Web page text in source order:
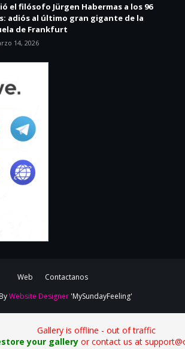
el filósofo Jürgen Habermas a los 96
adiós al último gran gigante de la
de Frankfurt
14, 2026
Web
Contactanos
Website Designer 'MySundayFeeling'
Gallery is offline - out of traffic
your galleryor contact us at